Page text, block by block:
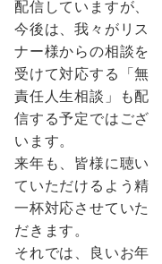
配信していますが、
今後は、我々がリス
ナー様からの相談を
受けて対応する「無
責任人生相談」も配
信する予定ではござ
います。
来年も、皆様に聴い
ていただけるよう精
一杯対応させていた
だきます。
それでは、良いお年